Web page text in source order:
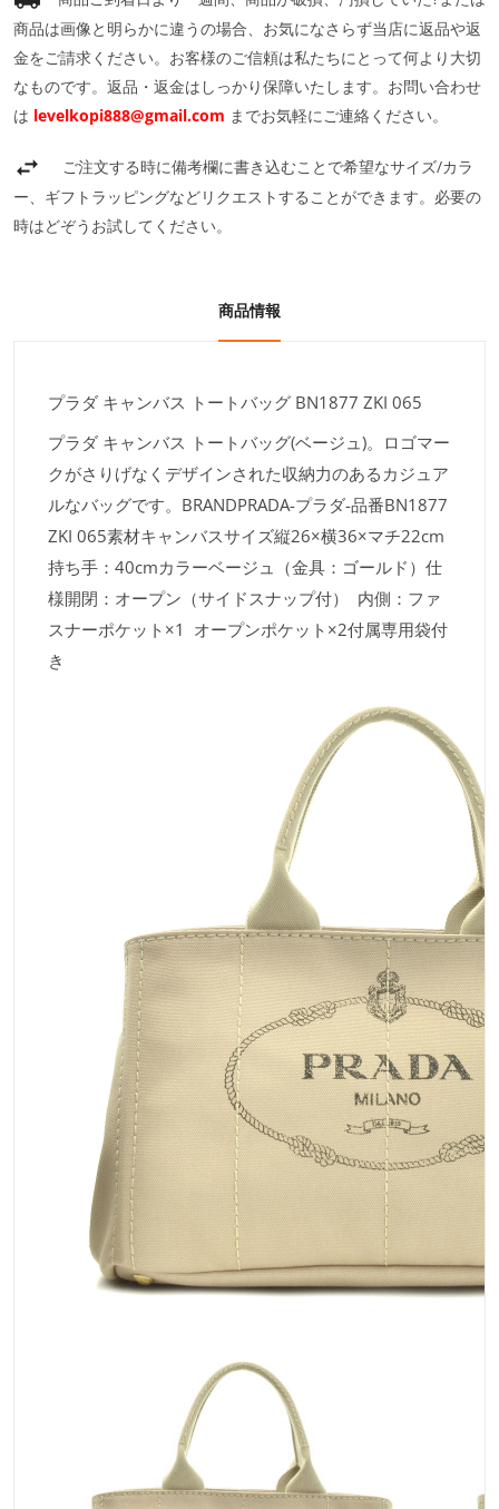
商品は画像と明らかに違うの場合、お気になさらず当店に返品や返
金をご請求ください。お客様のご信頼は私たちにとって何より大切
なものです。返品・返金はしっかり保障いたします。お問い合わせ
は levelkopi888@gmail.com までお気軽にご連絡ください。
ご注文する時に備考欄に書き込むことで希望なサイズ/カラ
ー、ギフトラッピングなどリクエストすることができます。必要の
時はどぞうお試してください。
商品情報
プラダ キャンバス トートバッグ BN1877 ZKI 065
プラダ キャンバス トートバッグ(ベージュ)。ロゴマー
クがさりげなくデザインされた収納力のあるカジュア
ルなバッグです。BRANDPRADA-プラダ-品番BN1877
ZKI 065素材キャンバスサイズ縦26×横36×マチ22cm
持ち手：40cmカラーベージュ（金具：ゴールド）仕
様開閉：オープン（サイドスナップ付） 内側：ファ
スナーポケット×1 オープンポケット×2付属専用袋付
き